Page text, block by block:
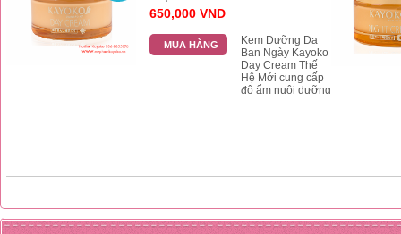
650,000 VND
MUA HÀNG
Kem Dưỡng Da
Ban Ngày Kayoko
Day Cream Thế
Hệ Mới cung cấp
độ ẩm nuôi dưỡng
da em bé